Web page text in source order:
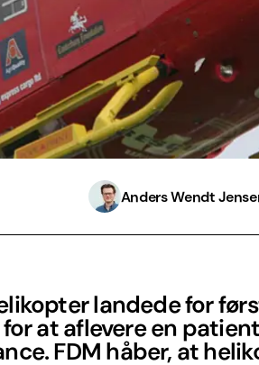
Anders Wendt
landede for
at aflevere en
FDM håber, at